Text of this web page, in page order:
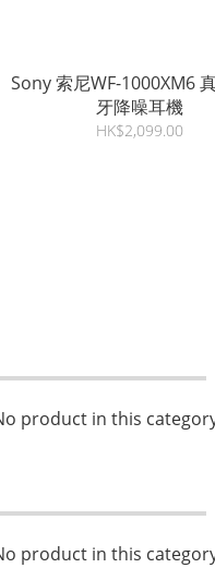
Sony 索尼WF-1000XM6
牙降噪耳機
HK$2,099.00
product in this
product in this